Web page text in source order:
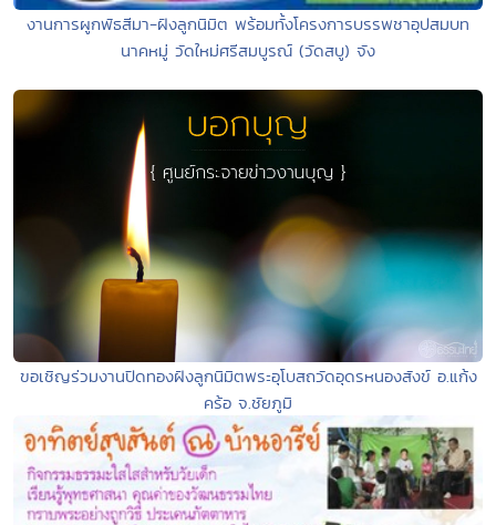
งานการผูกพัธสีมา-ฝังลูกนิมิต พร้อมทั้งโครงการบรรพชาอุปสมบท
นาคหมู่ วัดใหม่ศรีสมบูรณ์ (วัดสบู) จัง
ขอเชิญร่วมงานปิดทองฝังลูกนิมิตพระอุโบสถวัดอุดรหนองสังข์ อ.แก้ง
คร้อ จ.ชัยภูมิ